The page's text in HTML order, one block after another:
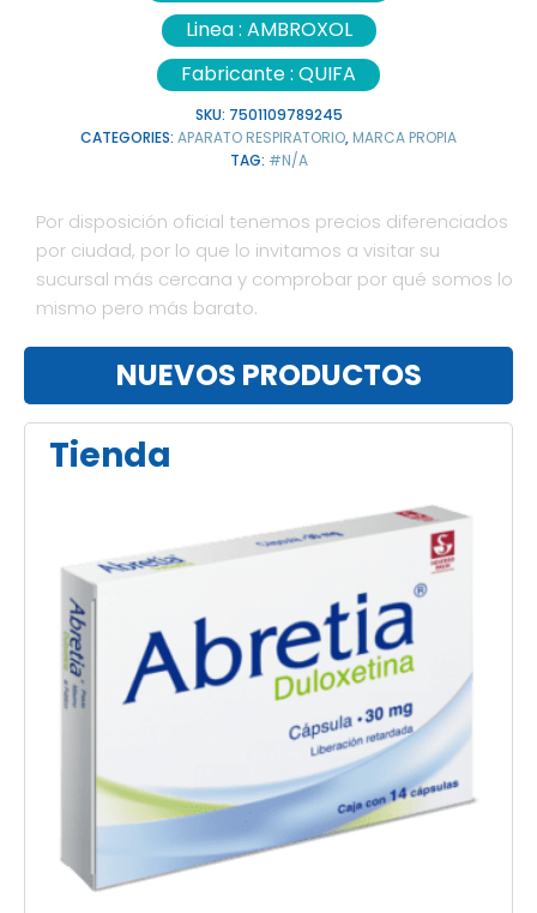
Linea : AMBROXOL
Fabricante : QUIFA
SKU: 7501109789245
CATEGORIES: APARATO RESPIRATORIO, MARCA PROPIA
TAG: #N/A
Por disposición oficial tenemos precios diferenciados
por ciudad, por lo que lo invitamos a visitar su
sucursal más cercana y comprobar por qué somos lo
mismo pero más barato.
NUEVOS PRODUCTOS
Tienda